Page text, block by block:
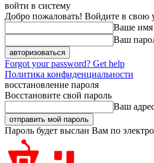
войти в систему
Добро пожаловать! Войдите в свою
Ваше имя
Ваш
Forgot your password? Get help
Политика конфиденциальности
восстановление пароля
Восстановите свой пароль
Ваш
Пароль будет выслан Вам по